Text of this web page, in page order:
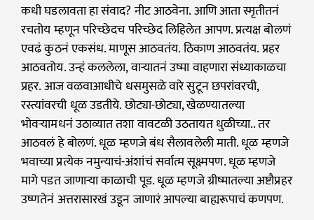
कधी घडलावता हा संवाद? नीट आठवेना. आणि आता स्मृतीतनं
रचतोय म्हणून परिच्छेदच परिच्छेद लिहिलेत आपण. प्रत्यक्ष बोलणं
एवढं कुठनं एकसंध. माणूस आठवतंय. ठिकाण आठवतंय. प्रहर
आठवतोय. उन्हं कललेला, वाऱ्यातनं उष्मा वाहणारा संध्याकाळचा
प्रहर. आज वळवाआधीचे धसमुसळे वारे सुटून छपरांवरची,
रस्त्यांवरची धूळ उडतीये. छोट्या-छोट्या, खेळण्यातल्या
भोवऱ्यामधनं उठाव्यात तशा वावटळी उठतायत धुळीच्या.. तर
आठवलं हे बोलणं. धूळ म्हणजे बंध सैलावलेली माती. धूळ म्हणजे
भवाच्या प्रत्येक नमुन्याचं-अंशांचं सर्वात्म सूक्ष्मपण. धूळ म्हणजे
मागे पडत जाणाऱ्या काळाची पूड. धूळ म्हणजे ग्रीष्मातल्या अष्टौप्रहर
उष्णतेनं अत्तरासारखं उडून जाणारं आपल्या बाह्यरूपाचं कणपण.